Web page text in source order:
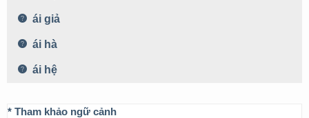
ái giả
ái hà
ái hệ
* Tham khảo ngữ cảnh